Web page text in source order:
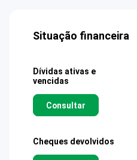
Situação financeira
Dívidas ativas e
vencidas
Consultar
Cheques devolvidos